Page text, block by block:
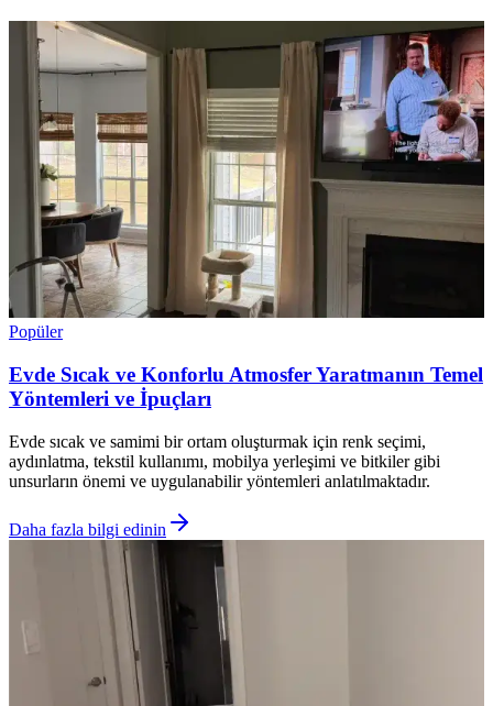
Popüler
Evde Sıcak ve Konforlu Atmosfer Yaratmanın Temel
Yöntemleri ve İpuçları
Evde sıcak ve samimi bir ortam oluşturmak için renk seçimi,
aydınlatma, tekstil kullanımı, mobilya yerleşimi ve bitkiler gibi
unsurların önemi ve uygulanabilir yöntemleri anlatılmaktadır.
Daha fazla bilgi edinin